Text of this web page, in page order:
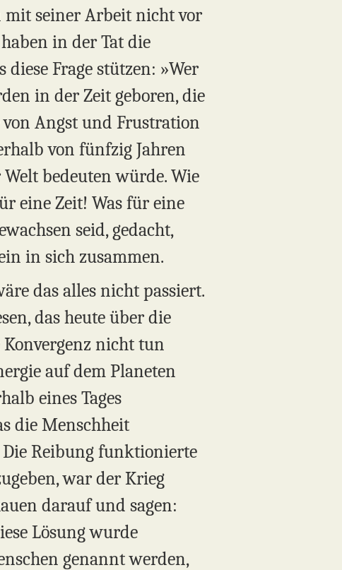
mit seiner Arbeit nicht vor
in der Tat die
Frage stützen: »Wer
in der Zeit geboren, die
Angst und Frustration
von fünfzig Jahren
bedeuten würde. Wie
eine Zeit! Was für eine
seid, gedacht,
in sich zusammen.
das alles nicht passiert.
das heute über die
nicht tun
auf dem Planeten
eines Tages
die Menschheit
Reibung funktionierte
war der Krieg
darauf und sagen:
Lösung wurde
genannt werden,